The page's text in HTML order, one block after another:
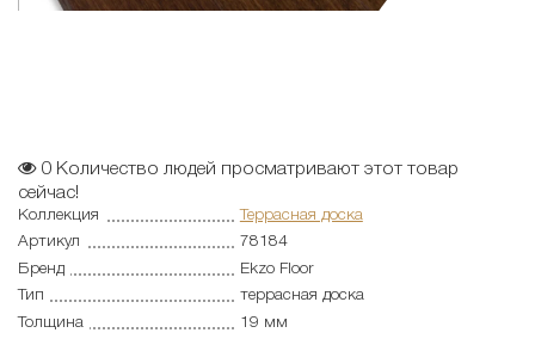
0 Количество людей просматривают этот товар
сейчас!
Коллекция
Террасная доска
Артикул
78184
Бренд
Ekzo Floor
Тип
террасная доска
Толщина
19 мм